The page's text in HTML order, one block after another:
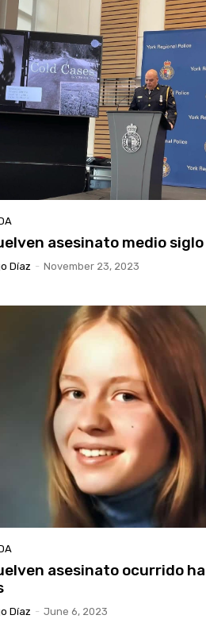
asesinato medio
Díaz - November 23, 2023
asesinato ocurrido
Díaz - June 6, 2023